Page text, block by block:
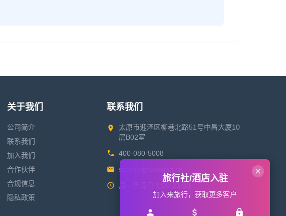
关于我们
公司简介
联系我们
加入我们
合作伙伴
合规信息
隐私政策
联系我们
太原市迎泽区柳巷北路51号中昌大厦10
层B02室
400-080-5008
service@lailvxing.cn
周一至周日 9:00-21:00
旅行社/酒店入驻
加入来旅行，获取更多客户